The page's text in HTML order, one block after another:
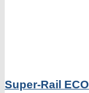
Super-Rail ECO